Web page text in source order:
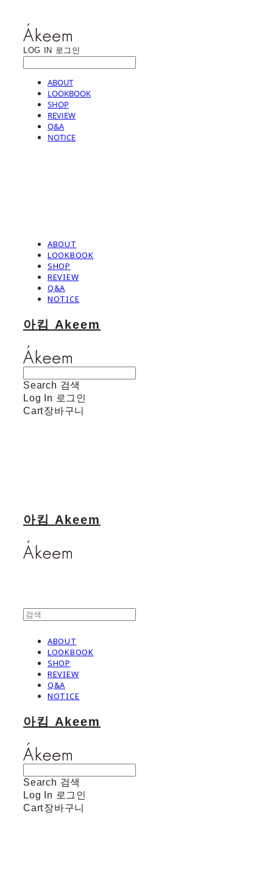
LOG IN 로그인
ABOUT
LOOKBOOK
SHOP
REVIEW
Q&A
NOTICE
ABOUT
LOOKBOOK
SHOP
REVIEW
Q&A
NOTICE
아킴 Akeem
Search 검색
Log In 로그인
Cart장바구니
아킴 Akeem
ABOUT
LOOKBOOK
SHOP
REVIEW
Q&A
NOTICE
아킴 Akeem
Search 검색
Log In 로그인
Cart장바구니